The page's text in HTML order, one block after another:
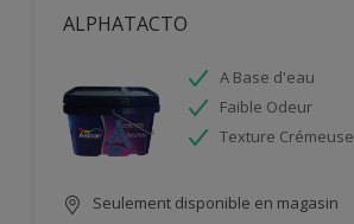
ALPHATACTO
A Base d'eau
Faible Odeur
Texture Crémeuse
Seulement disponible en magasin